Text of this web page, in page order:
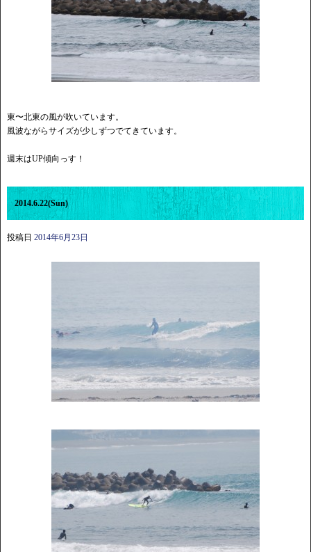
東〜北東の風が吹いています。
風波ながらサイズが少しずつでてきています。
週末はUP傾向っす！
2014.6.22(Sun)
投稿日 2014年6月23日